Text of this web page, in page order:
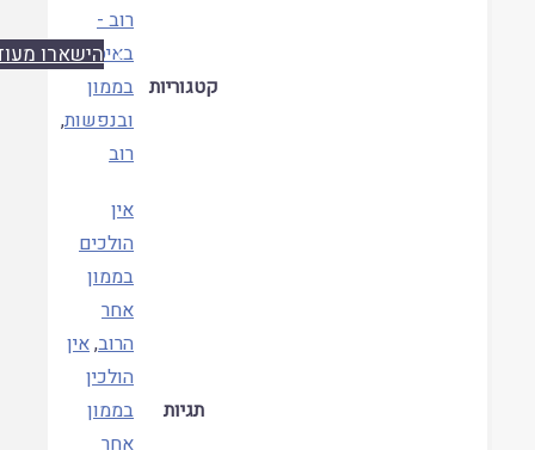
הישארו מעודכנים
קטגוריות
באיסור,
בממון
ובנפשות,
הולכים
בממון
,אין
הולכין
בממון